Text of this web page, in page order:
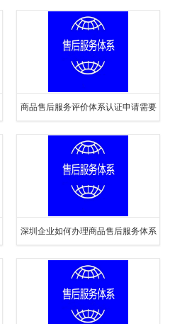
证书有效期
商品售后服务评价体系认证申请需要
的资料
深圳企业如何办理商品售后服务体系
认证